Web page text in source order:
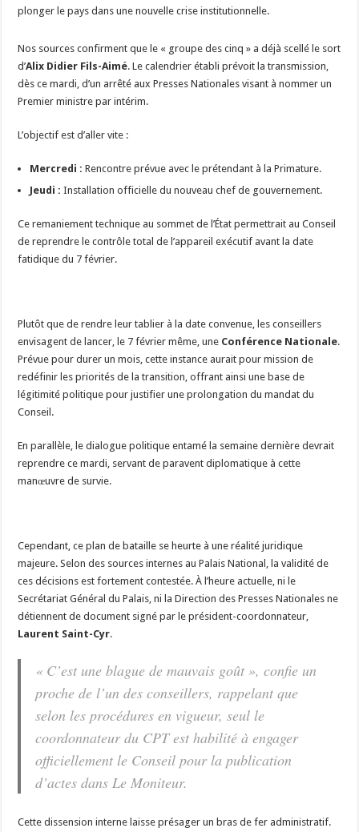
plonger le pays dans une nouvelle crise institutionnelle.
​Nos sources confirment que le « groupe des cinq » a déjà scellé le sort
d’Alix Didier Fils-Aimé. Le calendrier établi prévoit la transmission,
dès ce mardi, d’un arrêté aux Presses Nationales visant à nommer un
Premier ministre par intérim.
​L’objectif est d’aller vite :
Mercredi : Rencontre prévue avec le prétendant à la Primature.
Jeudi : Installation officielle du nouveau chef de gouvernement.
​Ce remaniement technique au sommet de l’État permettrait au Conseil
de reprendre le contrôle total de l’appareil exécutif avant la date
fatidique du 7 février.
​Plutôt que de rendre leur tablier à la date convenue, les conseillers
envisagent de lancer, le 7 février même, une Conférence Nationale.
Prévue pour durer un mois, cette instance aurait pour mission de
redéfinir les priorités de la transition, offrant ainsi une base de
légitimité politique pour justifier une prolongation du mandat du
Conseil.
​En parallèle, le dialogue politique entamé la semaine dernière devrait
reprendre ce mardi, servant de paravent diplomatique à cette
manœuvre de survie.
​Cependant, ce plan de bataille se heurte à une réalité juridique
majeure. Selon des sources internes au Palais National, la validité de
ces décisions est fortement contestée. À l’heure actuelle, ni le
Secrétariat Général du Palais, ni la Direction des Presses Nationales ne
détiennent de document signé par le président-coordonnateur,
Laurent Saint-Cyr.
​« C’est une blague de mauvais goût », confie un
proche de l’un des conseillers, rappelant que
selon les procédures en vigueur, seul le
coordonnateur du CPT est habilité à engager
officiellement le Conseil pour la publication
d’actes dansLe Moniteur.
​Cette dissension interne laisse présager un bras de fer administratif.